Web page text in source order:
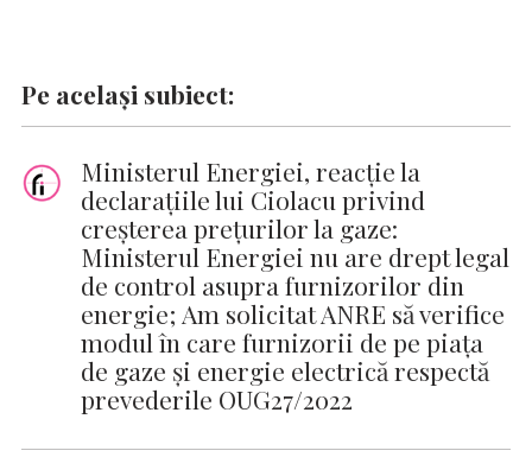
Pe același subiect:
Ministerul Energiei, reacție la
declarațiile lui Ciolacu privind
creșterea prețurilor la gaze:
Ministerul Energiei nu are drept legal
de control asupra furnizorilor din
energie; Am solicitat ANRE să verifice
modul în care furnizorii de pe piața
de gaze și energie electrică respectă
prevederile OUG27/2022